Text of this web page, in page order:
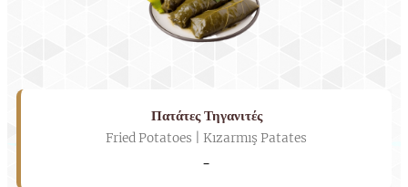
Πατάτες Τηγανιτές
Fried Potatoes | Kızarmış Patates
-